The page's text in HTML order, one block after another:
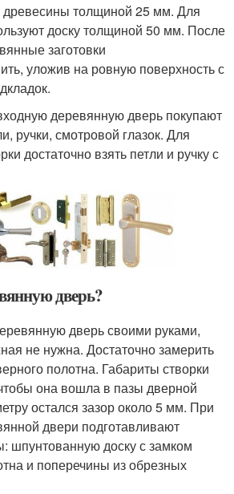
древесины толщиной 25 мм. Для
доску толщиной 50 мм. После
заготовки
уложив на ровную поверхность с
деревянную дверь покупают
ручки, смотровой глазок. Для
достаточно взять петли и ручку с
дверь?
дверь своими руками,
не нужна. Достаточно замерить
полотна. Габариты створки
она вошла в пазы дверной
остался зазор около 5 мм. При
двери подготавливают
шпунтованную доску с замком
и поперечины из обрезных